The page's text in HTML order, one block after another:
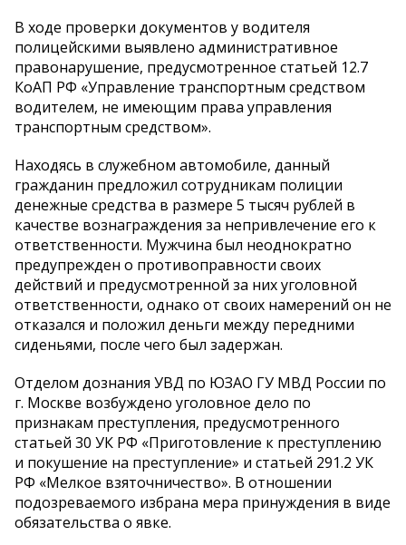
В ходе проверки документов у водителя
полицейскими выявлено административное
правонарушение, предусмотренное статьей 12.7
КоАП РФ «Управление транспортным средством
водителем, не имеющим права управления
транспортным средством».
Находясь в служебном автомобиле, данный
гражданин предложил сотрудникам полиции
денежные средства в размере 5 тысяч рублей в
качестве вознаграждения за непривлечение его к
ответственности. Мужчина был неоднократно
предупрежден о противоправности своих
действий и предусмотренной за них уголовной
ответственности, однако от своих намерений он не
отказался и положил деньги между передними
сиденьями, после чего был задержан.
Отделом дознания УВД по ЮЗАО ГУ МВД России по
г. Москве возбуждено уголовное дело по
признакам преступления, предусмотренного
статьей 30 УК РФ «Приготовление к преступлению
и покушение на преступление» и статьей 291.2 УК
РФ «Мелкое взяточничество». В отношении
подозреваемого избрана мера принуждения в виде
обязательства о явке.